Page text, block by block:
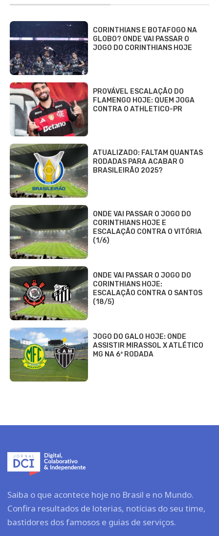
CORINTHIANS E BOTAFOGO NA
GLOBO? ONDE VAI PASSAR O
JOGO DO CORINTHIANS HOJE
PROVÁVEL ESCALAÇÃO DO
FLAMENGO HOJE: QUEM JOGA
CONTRA O ATHLETICO-PR
ATUALIZADO: FALTAM QUANTAS
RODADAS PARA ACABAR O
BRASILEIRÃO 2025?
ONDE VAI PASSAR O JOGO DO
CORINTHIANS HOJE E
ESCALAÇÃO CONTRA O VITÓRIA
(1/6)
ONDE VAI PASSAR O JOGO DO
CORINTHIANS HOJE:
ESCALAÇÃO CONTRA O SANTOS
(18/5)
JOGO DO GALO HOJE: ONDE
ASSISTIR MIRASSOL X ATLÉTICO
MG NA 6ª RODADA
Saiba o que acontece hoje no Brasil e no Mundo.
Confira resultados de loterias, notícias do seu time,
bastidores dos famosos e guias de serviços.